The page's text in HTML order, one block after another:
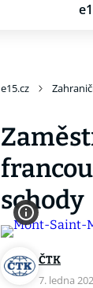
e15.cz
schody
ČTK
7. ledna